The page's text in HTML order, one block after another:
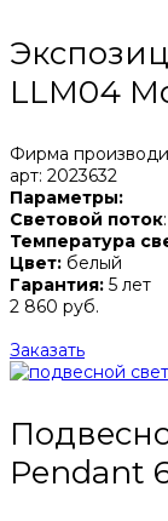
LLM04
Фирма
арт: 2023632
Параметры:
Световой поток
Температура
Цвет: белый
Гарантия: 5 лет
2 860 руб.
Заказать
Pendant